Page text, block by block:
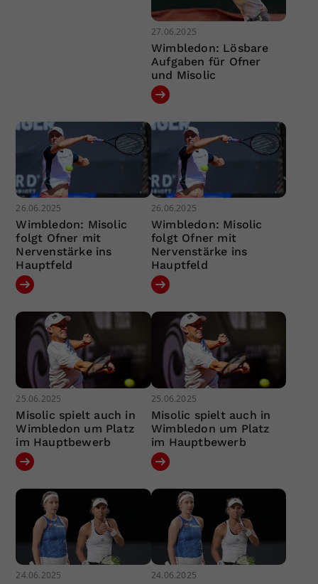
27.06.2025
Wimbledon: Lösbare
Aufgaben für Ofner
und Misolic
26.06.2025
Wimbledon: Misolic
folgt Ofner mit
Nervenstärke ins
Hauptfeld
26.06.2025
Wimbledon: Misolic
folgt Ofner mit
Nervenstärke ins
Hauptfeld
25.06.2025
Misolic spielt auch in
Wimbledon um Platz
im Hauptbewerb
25.06.2025
Misolic spielt auch in
Wimbledon um Platz
im Hauptbewerb
24.06.2025 24.06.2025